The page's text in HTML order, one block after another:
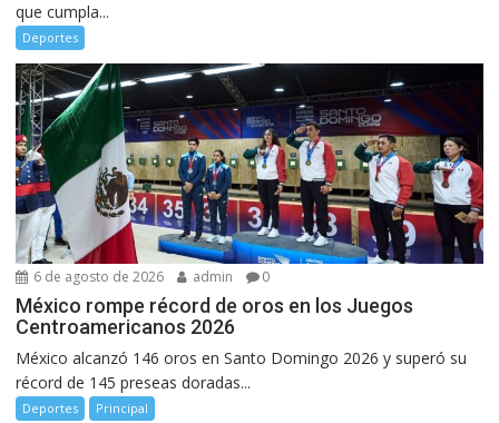
que cumpla...
Deportes
6 de agosto de 2026 admin 0
México rompe récord de oros en los Juegos
Centroamericanos 2026
México alcanzó 146 oros en Santo Domingo 2026 y superó su
récord de 145 preseas doradas...
Deportes Principal